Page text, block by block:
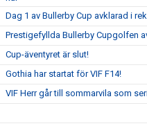
Dag 1 av Bullerby Cup avklarad i
Prestigefyllda Bullerby Cupgolfen
Cup-äventyret är slut!
Gothia har startat för VIF F14!
VIF Herr går till sommarvila som